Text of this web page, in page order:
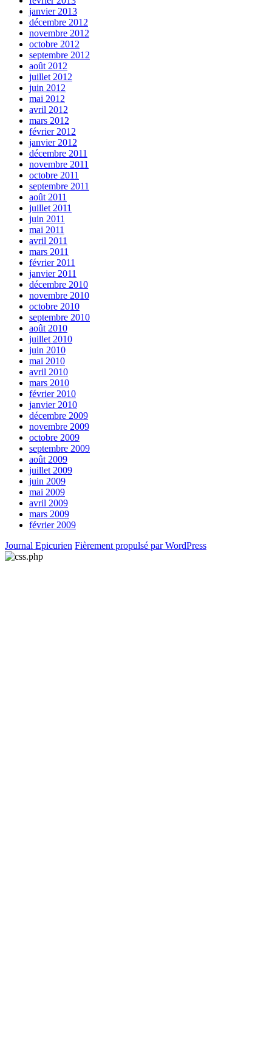
janvier 2013
décembre 2012
novembre 2012
octobre 2012
septembre 2012
août 2012
juillet 2012
juin 2012
mai 2012
avril 2012
mars 2012
février 2012
janvier 2012
décembre 2011
novembre 2011
octobre 2011
septembre 2011
août 2011
juillet 2011
juin 2011
mai 2011
avril 2011
mars 2011
février 2011
janvier 2011
décembre 2010
novembre 2010
octobre 2010
septembre 2010
août 2010
juillet 2010
juin 2010
mai 2010
avril 2010
mars 2010
février 2010
janvier 2010
décembre 2009
novembre 2009
octobre 2009
septembre 2009
août 2009
juillet 2009
juin 2009
mai 2009
avril 2009
mars 2009
février 2009
Journal Epicurien Fièrement propulsé par WordPress